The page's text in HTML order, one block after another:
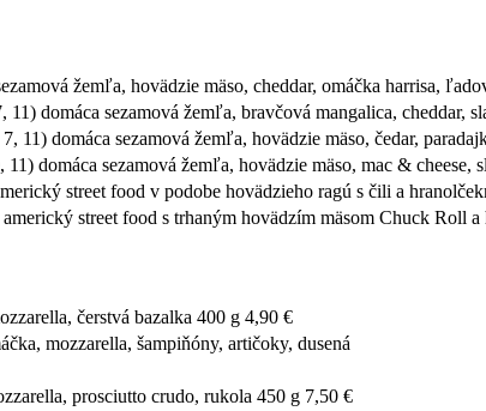
žemľa, hovädzie mäso, cheddar, omáčka harrisa,
domáca sezamová žemľa, bravčová mangalica, cheddar,
domáca sezamová žemľa, hovädzie mäso, čedar,
domáca sezamová žemľa, hovädzie mäso, mac & cheese,
street food v podobe hovädzieho ragú s čili a
street food s trhaným hovädzím mäsom Chuck Roll
čerstvá bazalka 400 g 4,90 €
mozzarella, šampiňóny, artičoky, dusená
prosciutto crudo, rukola 450 g 7,50 €